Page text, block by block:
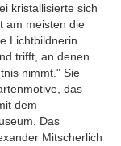
kristallisierte sich
am meisten die
Lichtbildnerin.
trifft, an denen
nimmt." Sie
das
dem
Das
Mitscherlich